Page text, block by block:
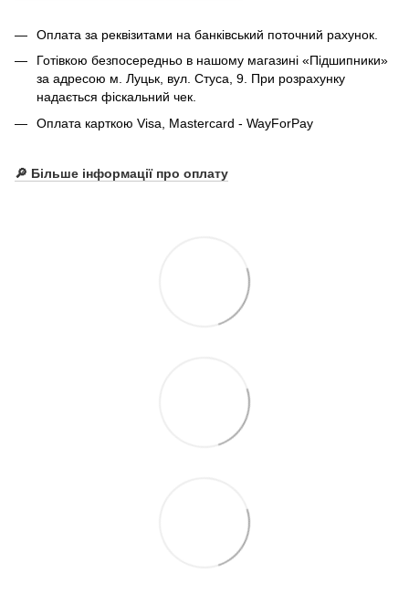
Оплата за реквізитами на банківський поточний рахунок.
Готівкою безпосередньо в нашому магазині «Підшипники»
за адресою м. Луцьк, вул. Стуса, 9. При розрахунку
надається фіскальний чек.
Оплата карткою Visa, Mastercard - WayForPay
🔎 Більше інформації про оплату